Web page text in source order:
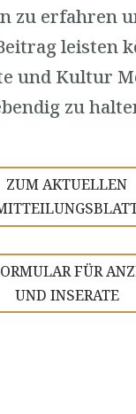
zu erfahren
leisten
und Kultur
zu
ZUM AKTUELLEN
FÜR
UND INSERATE